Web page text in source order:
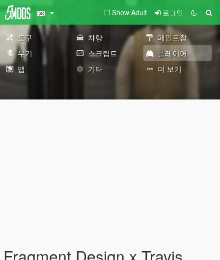
Show Adult 로그인
도구 차량
페인트잡
무기
스크립트
플레이어
맵
기타 더 보기